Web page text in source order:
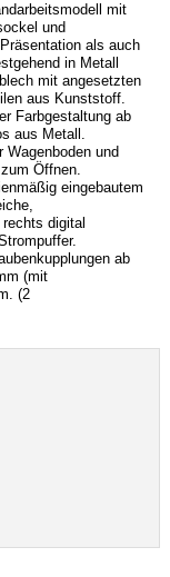
mit
und
als auch
in Metall
mit angesetzten
aus Kunststoff.
Farbgestaltung ab
aus Metall.
Wagenboden und
Öffnen.
eingebautem
digital
ab
(mit
(2